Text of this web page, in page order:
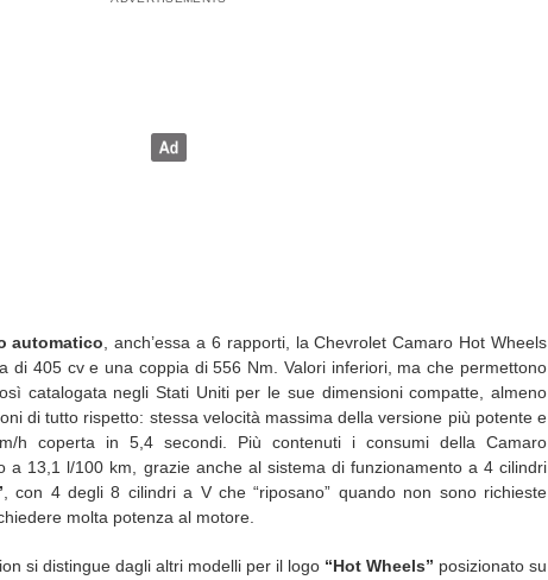
automatico , anch’essa a 6 rapporti, la Chevrolet Camaro Hot Wheels
di 405 cv e una coppia di 556 Nm. Valori inferiori, ma che permettono
catalogata negli Stati Uniti per le sue dimensioni compatte, almeno
di tutto rispetto: stessa velocità massima della versione più potente e
h coperta in 5,4 secondi. Più contenuti i consumi della Camaro
a 13,1 l/100 km, grazie anche al sistema di funzionamento a 4 cilindri
, con 4 degli 8 cilindri a V che “riposano” quando non sono richieste
molta potenza al motore.
si distingue dagli altri modelli per il logo “Hot Wheels” posizionato su